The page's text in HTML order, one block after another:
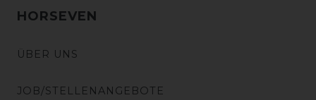
HORSEVEN
ÜBER UNS
JOB/STELLENANGEBOTE